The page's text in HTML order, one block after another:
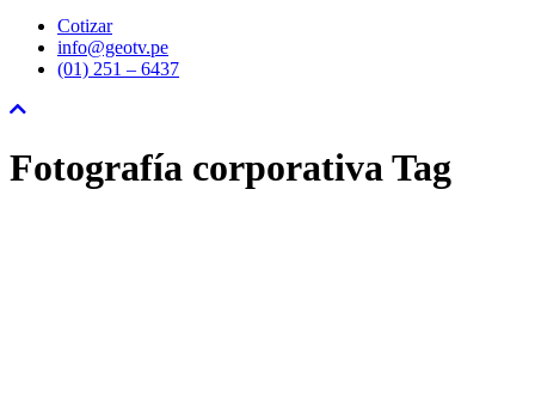
Cotizar
info@geotv.pe
(01) 251 – 6437
Fotografía corporativa Tag